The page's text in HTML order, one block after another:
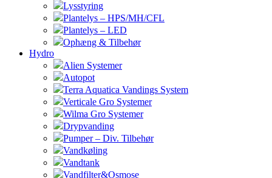
Lysstyring
Plantelys – HPS/MH/CFL
Plantelys – LED
Ophæng & Tilbehør
Hydro
Alien Systemer
Autopot
Terra Aquatica Vandings System
Verticale Gro Systemer
Wilma Gro Systemer
Drypvanding
Pumper – Div. Tilbehør
Vandkøling
Vandtank
Vandfilter&Osmose